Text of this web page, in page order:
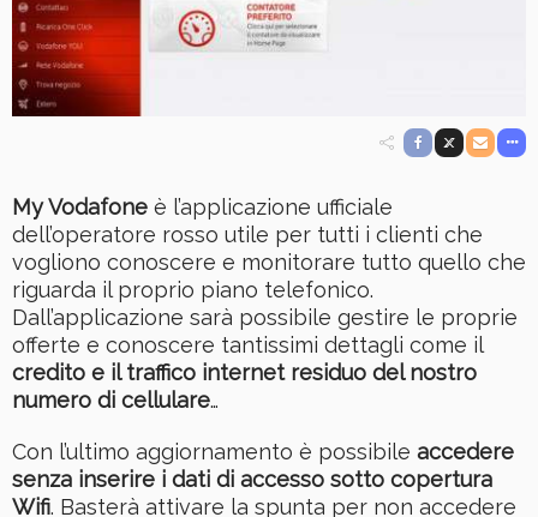
My Vodafone è l’applicazione ufficiale
dell’operatore rosso utile per tutti i clienti che
vogliono conoscere e monitorare tutto quello che
riguarda il proprio piano telefonico.
Dall’applicazione sarà possibile gestire le proprie
offerte e conoscere tantissimi dettagli come il
credito e il traffico internet residuo del nostro
numero di cellulare…
Con l’ultimo aggiornamento è possibile accedere
senza inserire i dati di accesso sotto copertura
Wifi. Basterà attivare la spunta per non accedere